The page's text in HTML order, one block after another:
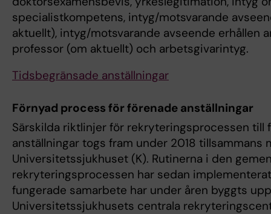
specialistkompetens, intyg/motsvarande
aktuellt), intyg/motsvarande avseende erhållen
professor (om aktuellt) och arbetsgivarintyg.
Tidsbegränsade anställningar
Förnyad process för förenade anställningar
Särskilda riktlinjer för rekryteringsprocessen till
anställningar togs fram under 2018 tillsammans
Universitetssjukhuset (K). Rutinerna i den
rekryteringsprocessen har sedan
fungerade samarbete har under åren byggts
Universitetssjukhusets centrala